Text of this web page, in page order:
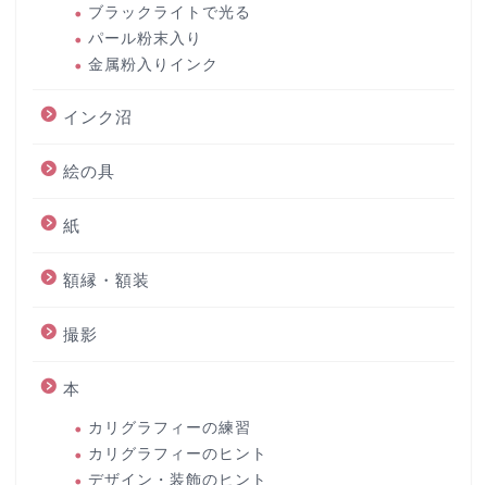
ブラックライトで光る
パール粉末入り
金属粉入りインク
インク沼
絵の具
紙
額縁・額装
撮影
本
カリグラフィーの練習
カリグラフィーのヒント
デザイン・装飾のヒント